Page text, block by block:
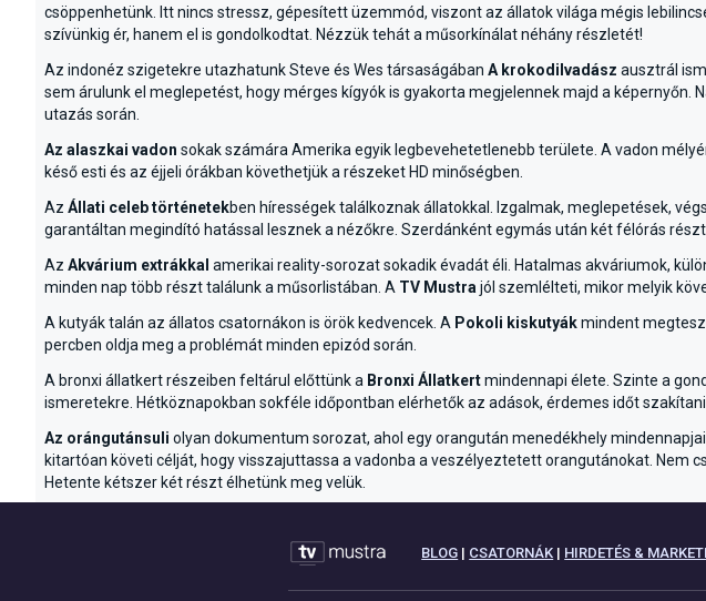
csöppenhetünk. Itt nincs stressz, gépesített üzemmód, viszont az állatok világa mégis
szívünkig ér, hanem el is gondolkodtat. Nézzük tehát a műsorkínálat néhány részletét!
Az indonéz szigetekre utazhatunk Steve és Wes társaságában A krokodilvadász ausztrál
sem árulunk el meglepetést, hogy mérges kígyók is gyakorta megjelennek majd a
utazás során.
Az alaszkai vadon sokak számára Amerika egyik legbevehetetlenebb területe. A vadon
késő esti és az éjjeli órákban követhetjük a részeket HD minőségben.
Az Állati celeb történetekben hírességek találkoznak állatokkal. Izgalmak, meglepetések,
garantáltan megindító hatással lesznek a nézőkre. Szerdánként egymás után két félórás
Az Akvárium extrákkal amerikai reality-sorozat sokadik évadát éli. Hatalmas akváriumok,
minden nap több részt találunk a műsorlistában. A TV Mustra jól szemlélteti, mikor melyik
A kutyák talán az állatos csatornákon is örök kedvencek. A Pokoli kiskutyákmindent
percben oldja meg a problémát minden epizód során.
A bronxi állatkert részeiben feltárul előttünk a Bronxi Állatkertmindennapi élete. Szinte a
ismeretekre. Hétköznapokban sokféle időpontban elérhetők az adások, érdemes időt szakítani
Az orángutánsuli olyan dokumentum sorozat, ahol egy orangután menedékhely
kitartóan követi célját, hogy visszajuttassa a vadonba a veszélyeztetett orangutánokat. Nem
Hetente kétszer két részt élhetünk meg velük.
BLOG | CSATORNÁK | HIRDETÉS &